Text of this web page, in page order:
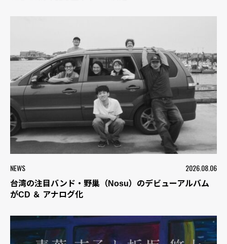
NEWS 2026.08.06
台湾の注目バンド・野巢（Nosu）のデビューアルバム
がCD ＆ アナログ化